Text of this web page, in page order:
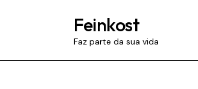
Feinkost
Faz parte da sua vida